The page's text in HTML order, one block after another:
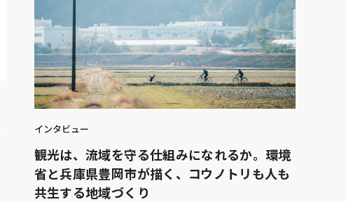
インタビュー
観光は、流域を守る仕組みになれるか。環境
省と兵庫県豊岡市が描く、コウノトリも人も
共生する地域づくり